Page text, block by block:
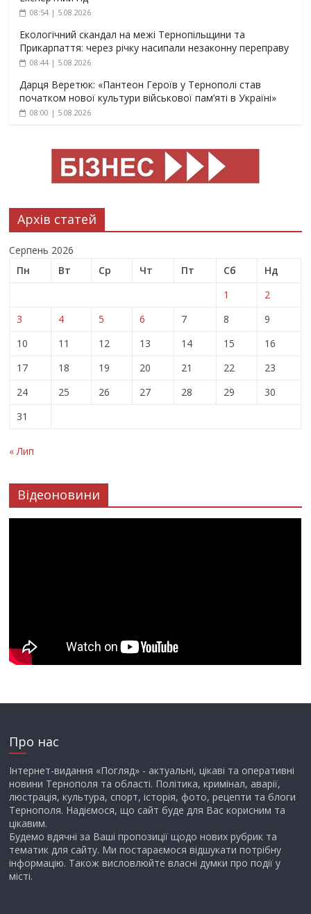
08:54 | 5.08.2026
Екологічний скандал на межі Тернопільщини та
Прикарпаття: через річку насипали незаконну переправу
08:44 | 5.08.2026
Дарця Веретюк: «Пантеон Героїв у Тернополі став
початком нової культури військової пам’яті в Україні»
08:00 | 5.08.2026
Архів статей
Серпень 2026
Пн
Вт Ср Чт Пт Сб
Нд
1
2
3
4 5 6 7 8
9
10
11 12 13 14 15
16
17
18 19 20 21 22
23
24
25 26 27 28 29
30
31
« Лип
Відеоновини
Про нас
Інтернет-видання «Погляд» - актуальні, цікаві та оперативні
новини Тернополя та області. Політика, кримінал, аварії,
люстрація, культура, спорт, історія, фото, рецепти та блоги
Тернополя. Надіємося, що сайт буде для Вас корисним та
цікавим.
Будемо вдячні за Ваші пропозиції щодо нових рубрик та
тематик для сайту. Ми постараємося відшукати потрібну
інформацію. Також висловлюйте власні думки про події у
місті.